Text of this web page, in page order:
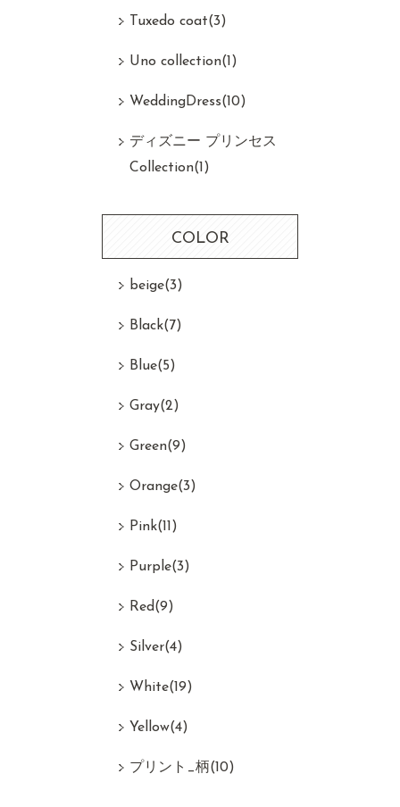
Tuxedo coat(3)
Uno collection(1)
WeddingDress(10)
ディズニー プリンセス
Collection(1)
COLOR
beige(3)
Black(7)
Blue(5)
Gray(2)
Green(9)
Orange(3)
Pink(11)
Purple(3)
Red(9)
Silver(4)
White(19)
Yellow(4)
プリント_柄(10)